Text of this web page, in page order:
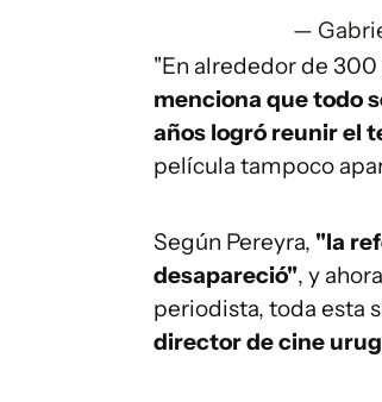
—
"En alrededor de 300
menciona que todo
años logró reunir el
película tampoco
Según Pereyra, "la
desapareció", y
periodista, toda esta
director de cine